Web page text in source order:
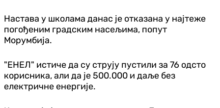
Настава у школама данас је отказана у најтеже
погођеним градским насељима, попут
Морумбија.
"ЕНЕЛ" истиче да су струју пустили за 76 одсто
корисника, али да је 500.000 и даље без
електричне енергије.